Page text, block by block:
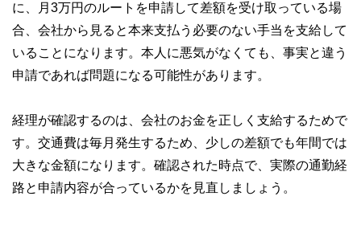
に、月3万円のルートを申請して差額を受け取っている場
合、会社から見ると本来支払う必要のない手当を支給して
いることになります。本人に悪気がなくても、事実と違う
申請であれば問題になる可能性があります。
経理が確認するのは、会社のお金を正しく支給するためで
す。交通費は毎月発生するため、少しの差額でも年間では
大きな金額になります。確認された時点で、実際の通勤経
路と申請内容が合っているかを見直しましょう。